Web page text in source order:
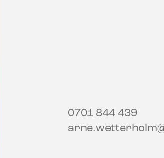
0701 844 439